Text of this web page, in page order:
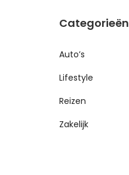
Categorieën
Auto’s
Lifestyle
Reizen
Zakelijk